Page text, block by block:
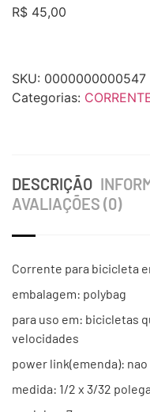
R$ 45,00
SKU: 0000000000547
Categorias:
DESCRIÇÃO
AVALIAÇÕES (0)
Corrente para bicicleta
embalagem: polybag
para uso em: bicicletas
velocidades
power link(emenda):
medida: 1/2 x 3/32